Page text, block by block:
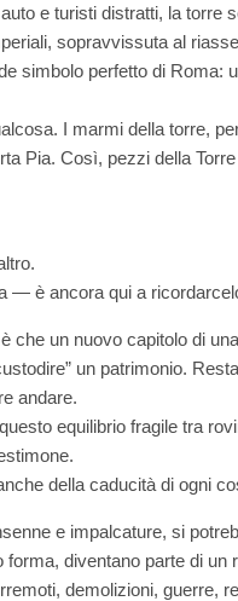
e turisti distratti, la torre
sopravvissuta al
simbolo perfetto di
I marmi della torre,
Pia. Così, pezzi della
— è ancora qui a
che un nuovo capitolo di
un patrimonio.
andare.
equilibrio fragile tra
della caducità di ogni
e impalcature, si
diventano parte di un
demolizioni, guerre,